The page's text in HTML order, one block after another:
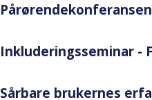
Inkluderingsseminar -
Sårbare brukernes